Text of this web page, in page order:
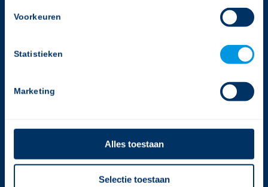
Voorkeuren
Statistieken
Marketing
Alles toestaan
Selectie toestaan
E:info@gerimedica.nl
Helpdesk
E:support@gerimedica.nl